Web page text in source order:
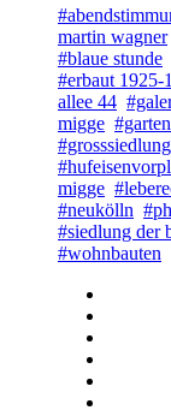
martin wagner
#blaue stunde
#erbaut 1925-
allee 44
migge
migge
#neukölln
#siedlung der
#wohnbauten